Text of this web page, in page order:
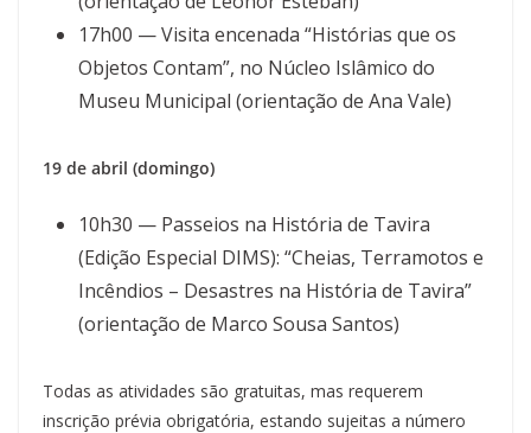
17h00 — Visita encenada “Histórias que os
Objetos Contam”, no Núcleo Islâmico do
Museu Municipal (orientação de Ana Vale)
19 de abril (domingo)
10h30 — Passeios na História de Tavira
(Edição Especial DIMS): “Cheias, Terramotos e
Incêndios – Desastres na História de Tavira”
(orientação de Marco Sousa Santos)
Todas as atividades são gratuitas, mas requerem
inscrição prévia obrigatória, estando sujeitas a número